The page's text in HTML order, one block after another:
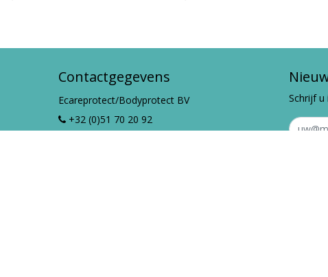
Contactgegevens
Ecareprotect/Bodyprotect BV
+32 (0)51 70 20 92
Schrijf